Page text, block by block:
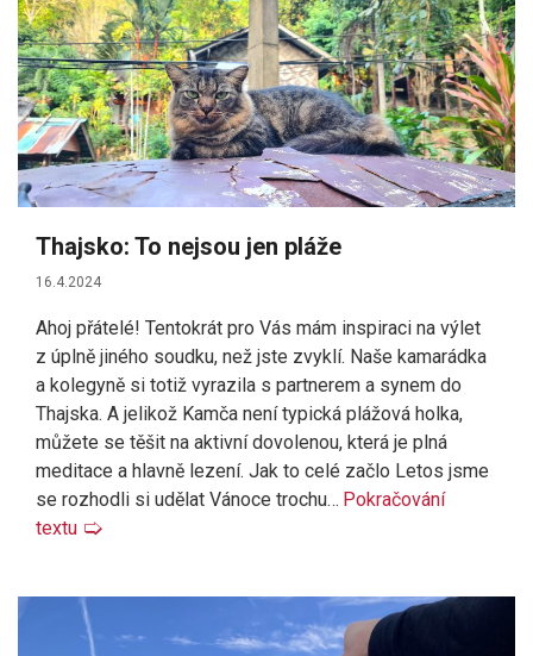
Thajsko: To nejsou jen pláže
16.4.2024
Ahoj přátelé! Tentokrát pro Vás mám inspiraci na výlet
z úplně jiného soudku, než jste zvyklí. Naše kamarádka
a kolegyně si totiž vyrazila s partnerem a synem do
Thajska. A jelikož Kamča není typická plážová holka,
můžete se těšit na aktivní dovolenou, která je plná
meditace a hlavně lezení. Jak to celé začlo Letos jsme
se rozhodli si udělat Vánoce trochu… Pokračování
textu 🢡